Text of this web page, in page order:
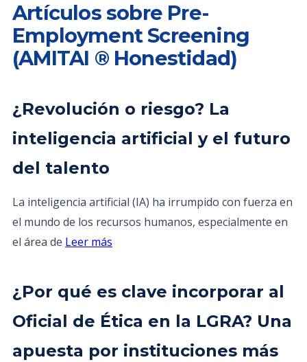
Artículos sobre Pre-
Employment Screening
(AMITAI ® Honestidad)
¿Revolución o riesgo? La
inteligencia artificial y el futuro
del talento
La inteligencia artificial (IA) ha irrumpido con fuerza en
el mundo de los recursos humanos, especialmente en
el área de Leer más
¿Por qué es clave incorporar al
Oficial de Ética en la LGRA? Una
apuesta por instituciones más